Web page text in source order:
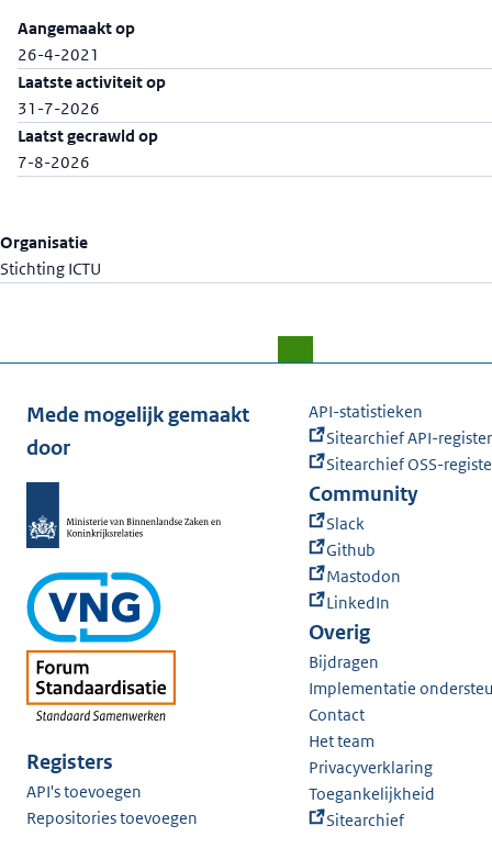
Organisatie
Stichting ICTU
Aangemaakt op
26-4-2021
Laatste activiteit op
31-7-2026
Laatst gecrawld op
7-8-2026
Mede mogelijk gemaakt
door
Registers
API's toevoegen
Repositories toevoegen
API-statistieken
Sitearchief API-register
Sitearchief OSS-
Community
Slack
Github
Mastodon
LinkedIn
Overig
Bijdragen
Implementatie
Contact
Het team
Privacyverklaring
Toegankelijkheid
Sitearchief